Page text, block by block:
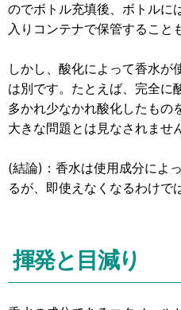
のでボトル充填後、ボトルに
入りコンテナで保管すること
しかし、酸化によって香水が
は別です。たとえば、完全に
多かれ少なかれ酸化したもの
大きな問題とは見なされませ
(結論)：香水は使用成分によ
るが、即使えなくなるわけで
揮発と目減り